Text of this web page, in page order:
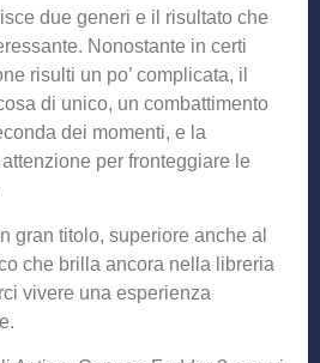
due generi e il risultato che
Nonostante in certi
risulti un po’ complicata, il
di unico, un combattimento
dei momenti, e la
per fronteggiare le
gran titolo, superiore anche al
che brilla ancora nella libreria
vivere una esperienza